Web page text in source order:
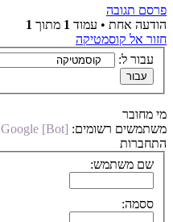
פרסם תגובה
הודעה אחת • עמוד 1 מתוך 1
חזור אל קוסמטיקה
עבור ל:
מי מחובר
משתמשים רשומים: Google [Bot]
התחברות
שם משתמש:
ססמה: